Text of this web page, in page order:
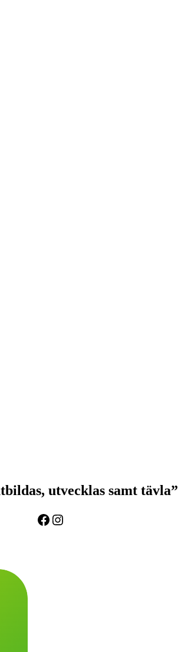
utvecklas samt tävla”
Facebook
Instagram